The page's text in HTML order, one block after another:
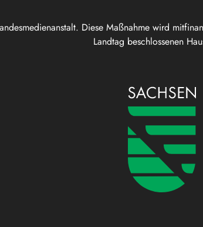
Diese Maßnahme wird
Landtag beschlossenen